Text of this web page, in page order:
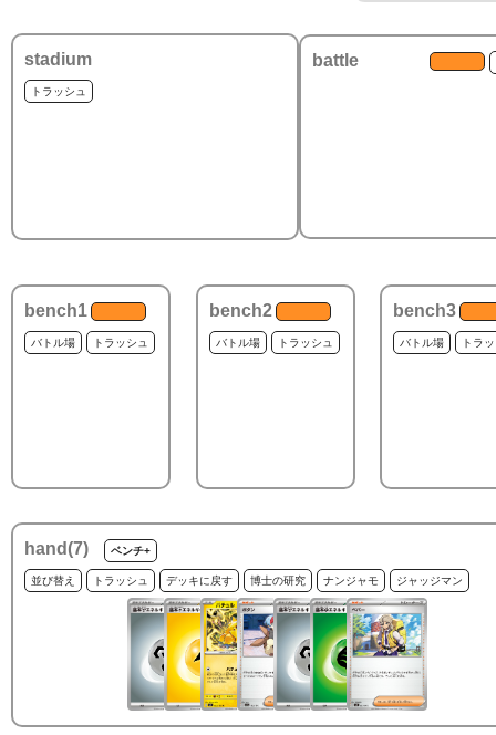
stadium
トラッシュ
battle
bench1
バトル場 トラッシュ
bench2
バトル場 トラッシュ
bench3
バトル場 トラ
hand(7) ベンチ+
並び替え トラッシュ デッキに戻す 博士の研究 ナンジャモ ジャッジマン